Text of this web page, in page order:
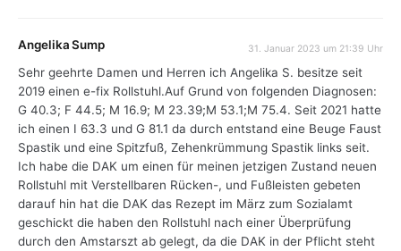
Angelika Sump 31. Januar 2023 um 21:39 Uhr
Sehr geehrte Damen und Herren ich Angelika S. besitze seit
2019 einen e-fix Rollstuhl.Auf Grund von folgenden Diagnosen:
G 40.3; F 44.5; M 16.9; M 23.39;M 53.1;M 75.4. Seit 2021 hatte
ich einen I 63.3 und G 81.1 da durch entstand eine Beuge Faust
Spastik und eine Spitzfuß, Zehenkrümmung Spastik links seit.
Ich habe die DAK um einen für meinen jetzigen Zustand neuen
Rollstuhl mit Verstellbaren Rücken-, und Fußleisten gebeten
darauf hin hat die DAK das Rezept im März zum Sozialamt
geschickt die haben den Rollstuhl nach einer Überprüfung
durch den Amstarszt ab gelegt, da die DAK in der Pflicht steht